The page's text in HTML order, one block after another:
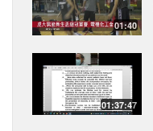
01:40
01:37:47